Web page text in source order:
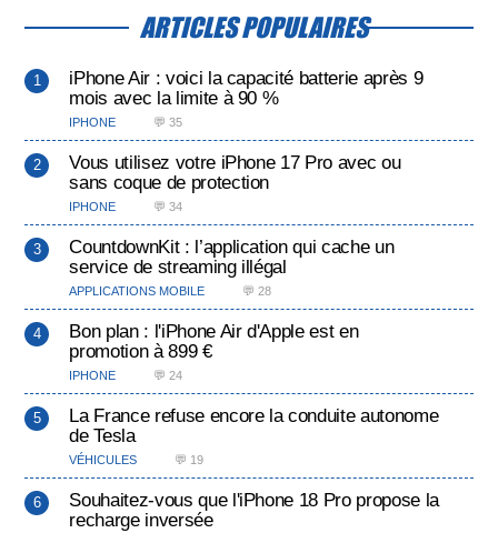
ARTICLES POPULAIRES
iPhone Air : voici la capacité batterie après 9
mois avec la limite à 90 %
IPHONE 💬 35
Vous utilisez votre iPhone 17 Pro avec ou
sans coque de protection
IPHONE 💬 34
CountdownKit : l’application qui cache un
service de streaming illégal
APPLICATIONS MOBILE 💬 28
Bon plan : l'iPhone Air d'Apple est en
promotion à 899 €
IPHONE 💬 24
La France refuse encore la conduite autonome
de Tesla
VÉHICULES 💬 19
Souhaitez-vous que l'iPhone 18 Pro propose la
recharge inversée